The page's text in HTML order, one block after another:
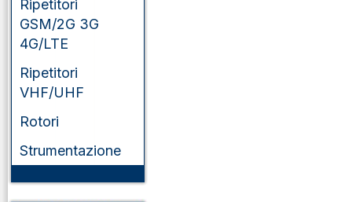
Ripetitori
GSM/2G 3G
4G/LTE
Ripetitori
VHF/UHF
Rotori
Strumentazione